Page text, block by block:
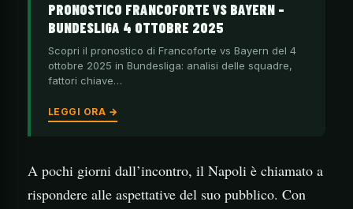
PRONOSTICO FRANCOFORTE VS BAYERN –
BUNDESLIGA 4 OTTOBRE 2025
Scopri il pronostico di Francoforte vs Bayern del 4
ottobre 2025 in Bundesliga: analisi delle squadre,
fattori chiave…
LEGGI ORA →
A pochi giorni dall’incontro, il Napoli è chiamato a
rispondere alle aspettative del suo pubblico. Con